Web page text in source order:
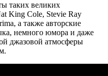
таких великих
King Cole, Stevie Ray
а также авторские
немного юмора и даже
джазовой атмосферы